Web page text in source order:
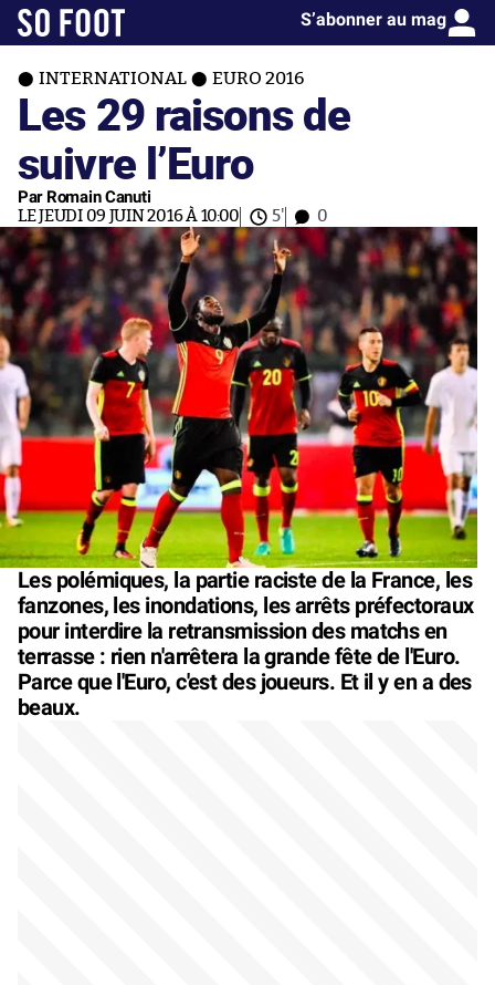
S’abonner au mag
INTERNATIONAL EURO 2016
Les 29 raisons de
suivre l’Euro
Par Romain Canuti
LE JEUDI 09 JUIN 2016 À 10:00 5' 0
Les polémiques, la partie raciste de la France, les
fanzones, les inondations, les arrêts préfectoraux
pour interdire la retransmission des matchs en
terrasse : rien n'arrêtera la grande fête de l'Euro.
Parce que l'Euro, c'est des joueurs. Et il y en a des
beaux.